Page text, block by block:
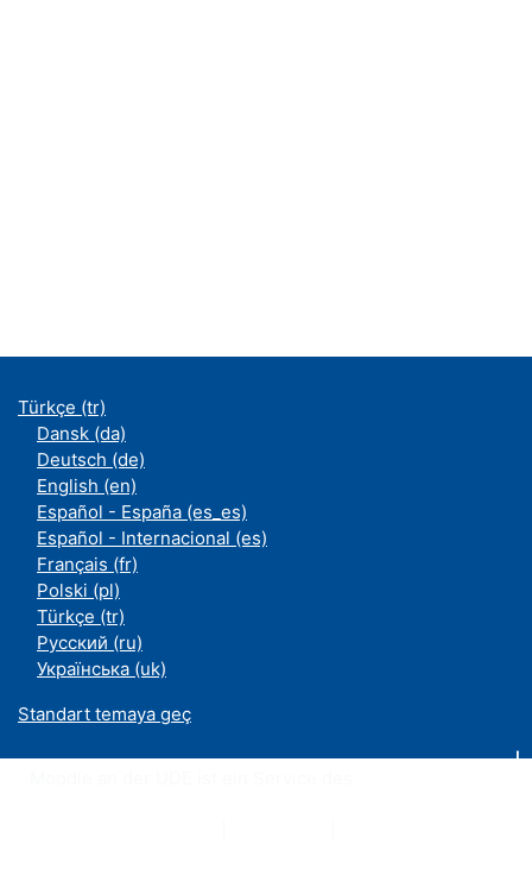
Türkçe ‎(tr)‎
Dansk ‎(da)‎
Deutsch ‎(de)‎
English ‎(en)‎
Español - España ‎(es_es)‎
Español - Internacional ‎(es)‎
Français ‎(fr)‎
Polski ‎(pl)‎
Türkçe ‎(tr)‎
Русский ‎(ru)‎
Українська ‎(uk)‎
Standart temaya geç